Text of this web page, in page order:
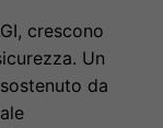
crescono
Un
da